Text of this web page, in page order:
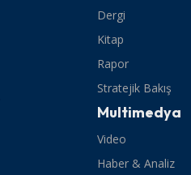
Dergi
Kitap
Rapor
Stratejik Bakış
Multimedya
Video
Haber & Analiz